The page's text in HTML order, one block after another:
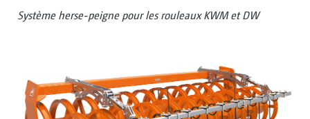
Système herse-peigne pour les rouleaux KWM et DW